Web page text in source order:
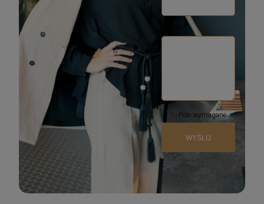
*
* - Pole wymagane
WYŚLIJ